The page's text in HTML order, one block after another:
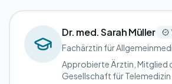
Dr. med. Sarah Müller
Fachärztin für
Approbierte Ärztin, Mitglied
Gesellschaft für Telemedizin